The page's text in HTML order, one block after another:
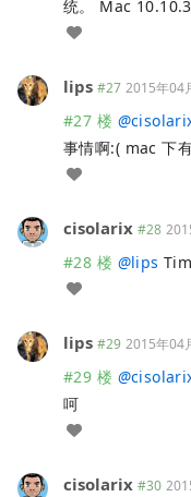
统。 Mac 10.10.3
lips #27 2015年04
#27 楼 @
事情啊:( mac 下
cisolarix #28
#28 楼 @lips
lips #29 2015年04
#29 楼 @
呵
cisolarix #30